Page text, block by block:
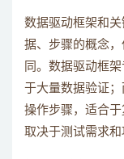
数据驱动框架和
据、步骤的概念
同。数据驱动框
于大量数据验证
操作步骤，适合于
取决于测试需求和